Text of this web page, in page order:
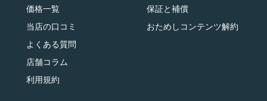
価格一覧
当店の口コミ
よくある質問
店舗コラム
利用規約
保証と補償
おためしコンテンツ解約